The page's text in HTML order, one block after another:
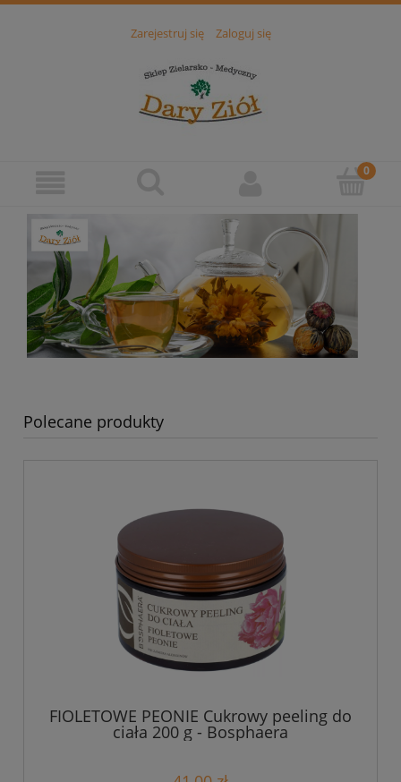
Zarejestruj się Zaloguj się
Polecane produkty
FIOLETOWE PEONIE Cukrowy peeling do
ciała 200 g - Bosphaera